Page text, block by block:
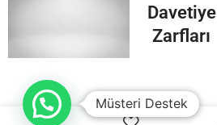
Davetiye
Zarfları
Müsteri Destek